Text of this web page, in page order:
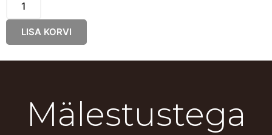
Poolkuu
kogusLISA KORVI
Mälestustega